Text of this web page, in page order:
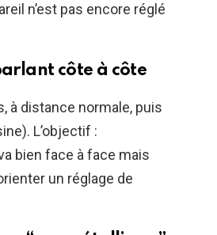
n’est pas encore réglé
côte à côte
à distance normale, puis
L’objectif :
bien face à face mais
un réglage de